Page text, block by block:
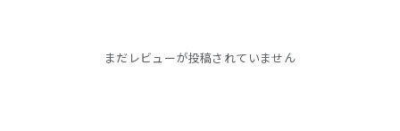
まだレビューが投稿されていません